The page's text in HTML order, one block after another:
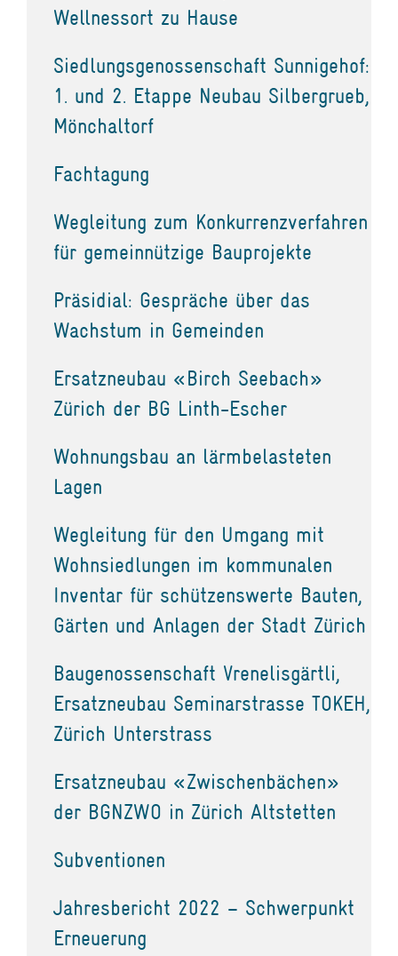
Wellnessort zu Hause
Siedlungsgenossenschaft Sunnigehof:
1. und 2. Etappe Neubau Silbergrueb,
Mönchaltorf
Fachtagung
Wegleitung zum Konkurrenzverfahren
für gemeinnützige Bauprojekte
Präsidial: Gespräche über das
Wachstum in Gemeinden
Ersatzneubau «Birch Seebach»
Zürich der BG Linth-Escher
Wohnungsbau an lärmbelasteten
Lagen
Wegleitung für den Umgang mit
Wohnsiedlungen im kommunalen
Inventar für schützenswerte Bauten,
Gärten und Anlagen der Stadt Zürich
Baugenossenschaft Vrenelisgärtli,
Ersatzneubau Seminarstrasse TOKEH,
Zürich Unterstrass
Ersatzneubau «Zwischenbächen»
der BGNZWO in Zürich Altstetten
Subventionen
Jahresbericht 2022 – Schwerpunkt
Erneuerung